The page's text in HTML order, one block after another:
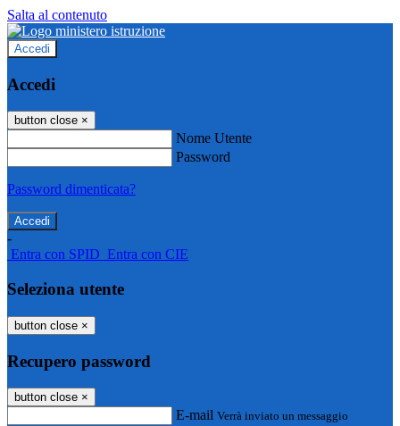
Salta al contenuto
Accedi
Accedi
button close ×
Nome Utente
Password
Password dimenticata?
-
Entra con SPID Entra con CIE
Seleziona utente
button close ×
Recupero password
button close ×
E-mail Verrà inviato un messaggio